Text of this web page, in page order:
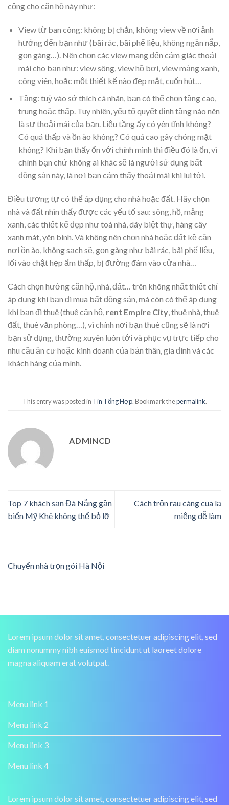
cộng cho căn hộ này như:
View từ ban công: không bị chắn, không view về nơi ảnh
hưởng đến bạn như (bãi rác, bãi phế liệu, không ngăn nắp,
gọn gàng…). Nên chọn các view mang đến cảm giác thoải
mái cho bạn như: view sông, view hồ bơi, view mảng xanh,
công viên, hoặc một thiết kế nào đẹp mắt, cuốn hút…
Tầng: tuỳ vào sở thích cá nhân, bạn có thể chọn tầng cao,
trung hoặc thấp. Tuy nhiên, yếu tố quyết định tầng nào nên
là sự thoải mái của bạn. Liệu tầng ấy có yên tĩnh không?
Có quá thấp và ồn ào không? Có quá cao gây chóng mặt
không? Khi bạn thấy ổn với chính mình thì điều đó là ổn, vì
chính bạn chứ không ai khác sẽ là người sử dụng bất
động sản này, là nơi bạn cảm thấy thoải mái khi lui tới.
Điều tương tự có thể áp dụng cho nhà hoặc đất. Hãy chọn
nhà và đất nhìn thấy được các yếu tố sau: sông, hồ, mảng
xanh, các thiết kế đẹp như toà nhà, dãy biệt thự, hàng cây
xanh mát, yên bình. Và không nên chọn nhà hoặc đất kề cận
nơi ồn ào, không sạch sẽ, gọn gàng như bãi rác, bãi phế liệu,
lối vào chật hẹp ẩm thấp, bị đường đâm vào cửa nhà…
Cách chọn hướng căn hộ, nhà, đất… trên không nhất thiết chỉ
áp dụng khi bạn đi mua bất động sản, mà còn có thể áp dụng
khi bạn đi thuê (thuê căn hộ, rent Empire City , thuê nhà, thuê
đất, thuê văn phòng…), vì chính nơi bạn thuê cũng sẽ là nơi
bạn sử dụng, thường xuyên luôn tới và phục vụ trực tiếp cho
nhu cầu ăn cư hoặc kinh doanh của bản thân, gia đình và các
khách hàng của mình.
This entry was posted in Tin Tổng Hợp. Bookmark thepermalink.
ADMINCD
Top 7 khách sạn Đà Nẵng gần
biển Mỹ Khê không thể bỏ lỡ
Cách trộn rau càng cua lạ
miệng dễ làm
Chuyển nhà trọn gói Hà Nội
Lorem ipsum dolor sit amet, consectetuer adipiscing elit, sed
diam nonummy nibh euismod tincidunt ut laoreet dolore
magna aliquam erat volutpat.
Menu link 1
Menu link 2
Menu link 3
Menu link 4
Lorem ipsum dolor sit amet, consectetuer adipiscing elit, sed